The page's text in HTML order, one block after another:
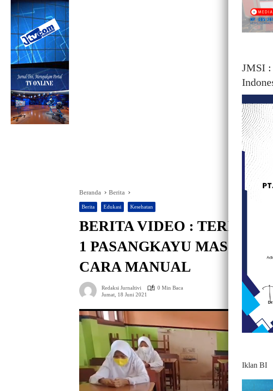
Beranda Berita
Berita Edukasi Kesehatan
BERITA VIDEO : TERIMA
1 PASANGKAYU MASIH
CARA MANUAL
Redaksi Jurnaltivi
0 Min Baca
Jumat, 18 Juni 2021
JMSI :
Iklan BI